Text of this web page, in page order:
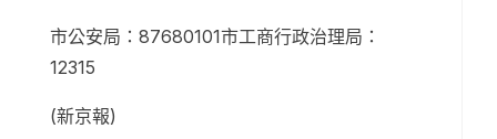
市公安局：87680101市工商行政治理局：
12315
(新京報)